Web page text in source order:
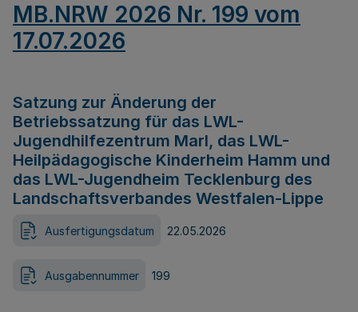
MB.NRW 2026 Nr. 199 vom
17.07.2026
Satzung zur Änderung der
Betriebssatzung für das LWL-
Jugendhilfezentrum Marl, das LWL-
Heilpädagogische Kinderheim Hamm und
das LWL-Jugendheim Tecklenburg des
Landschaftsverbandes Westfalen-Lippe
Ausfertigungsdatum 22.05.2026
Ausgabennummer 199